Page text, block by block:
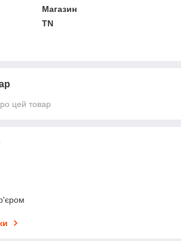
Магазин
TN
цей товар